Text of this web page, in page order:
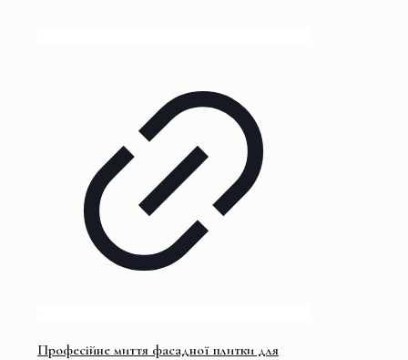
Професійне миття фасадної плитки для